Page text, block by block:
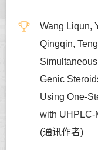
Wang Liqun,
Qingqin,
Genic
Using One-
with UHPLC-
(通讯作者)